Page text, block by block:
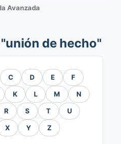
Avanzada
de hecho"
C D E F
K L M N
R S T U
X Y Z